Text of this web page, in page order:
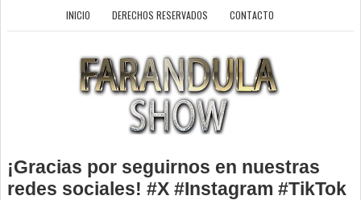
INICIO DERECHOS RESERVADOS CONTACTO
¡Gracias por seguirnos en nuestras
redes sociales! #X #Instagram #TikTok